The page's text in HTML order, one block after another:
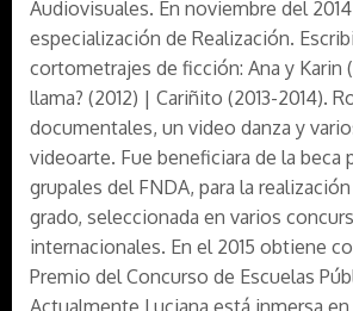
Audiovisuales. En noviembre del
especialización de Realización.
cortometrajes de ficción: Ana y Karin
llama? (2012) | Cariñito (2013-2014).
documentales, un video danza y
videoarte. Fue beneficiara de la beca
grupales del FNDA, para la
grado, seleccionada en varios
internacionales. En el 2015 obtiene
Premio del Concurso de Escuelas
Actualmente Luciana está inmersa